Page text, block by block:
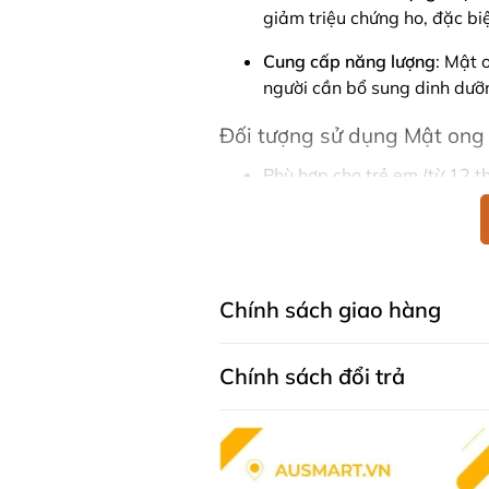
giảm triệu chứng ho, đặc
Cung cấp năng lượng: Mật
người cần bổ sung dinh
Đối tượng sử dụng Mật
Phù hợp cho trẻ em (từ 12
Thành phần Mật ong
phần chính tạo nên các đặc tính
Mật ong Manuka nguyên
chống oxy hóa.
Methylglyoxal (MGO) 550+
Chính sách giao hàng
Chính sách đổi trả